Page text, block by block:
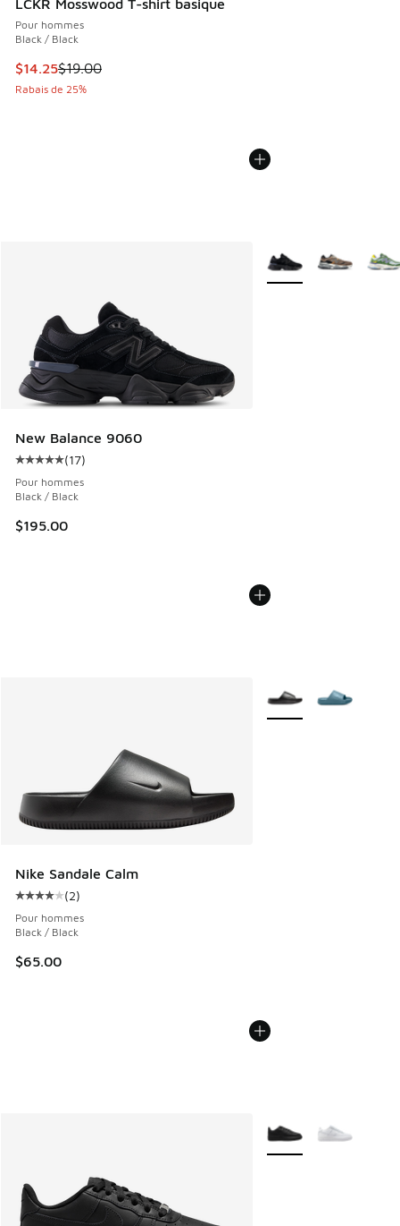
Pour hommes
Black / Black
Cet article est en solde. Le prix est passé de $19.00 à
$14.25$19.00
Rabais de 25%
New Balance 9060
Cote moyenne du client - [5 sur 5 étoiles], 17
(17)
Pour hommes
Black / Black
$195.00
Plus de couleurs
Nike Sandale Calm
Cote moyenne du client - [4 sur 5 étoiles], 2 commentaires
(2)
Pour hommes
Black / Black
$65.00
Plus de couleurs
Plus de couleurs